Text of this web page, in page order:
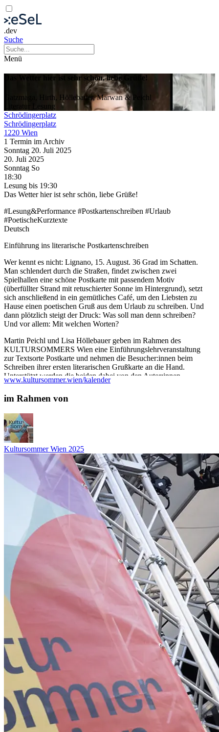
.dev
Suche
Menü
Das Wetter hier ist sehr schön, liebe Grüße!
Gatzmaga, Hirth, Höllebauer, Marwan & Peichl
Literatur
Lesung
Schrödingerplatz
Schrödingerplatz
1220 Wien
1 Termin im Archiv
Sonntag 20. Juli 2025
20. Juli 2025
Sonntag So
18:30
Lesung bis 19:30
Das Wetter hier ist sehr schön, liebe Grüße!
#Lesung&Performance #Postkartenschreiben #Urlaub
#PoetischeKurztexte
Deutsch
Einführung ins literarische Postkartenschreiben
Wer kennt es nicht: Lignano, 15. August. 36 Grad im Schatten.
Man schlendert durch die Straßen, findet zwischen zwei
Spielhallen eine schöne Postkarte mit passendem Motiv
(überfüllter Strand mit retuschierter Sonne im Hintergrund), setzt
sich anschließend in ein gemütliches Café, um den Liebsten zu
Hause einen poetischen Gruß aus dem Urlaub zu schreiben. Und
dann plötzlich steigt der Druck: Was soll man denn schreiben?
Und vor allem: Mit welchen Worten?
Martin Peichl und Lisa Höllebauer geben im Rahmen des
KULTURSOMMERS Wien eine Einführungslehrveranstaltung
zur Textsorte Postkarte und nehmen die Besucher:innen beim
Schreiben ihrer ersten literarischen Grußkarte an die Hand.
Unterstützt werden die beiden dabei von den Autor:innen
Clemens Bruno Gatzmaga, Simone Hirth und Ana Marwan!
In einer Kombination aus Lesung und Schreibübung erfahren die
entscheidet, sondern durchlaufen gemeinsam (quasi als
Trockenübung) den gesamten Prozess des Postkartenschreibens
bis zum Abschicken. Unser Ziel: mit dieser Veranstaltung ein
Revival dieser literarischen Kurzform einzuleiten. Weil zwar
Motiv, Briefmarke und Adresse schon die halbe Miete
ausmachen, aber der Inhalt (in unseren Augen) das Wichtigste ist.
Besetzung
Autor: Clemens Gatzmaga
Autorin: Simone Hirth
Autorin / Moderatorin: Lisa Höllebauer
Autorin: Ana Marwan
Autor / Moderator: Martin Peichl
...Mehr lesen
www.kultursommer.wien/kalender
im Rahmen von
Kultursommer Wien 2025